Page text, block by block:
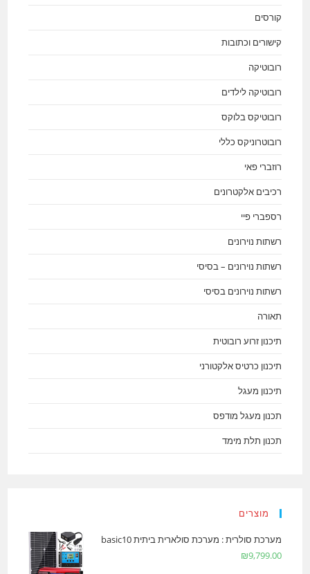
קורסים
קישורים וכתובות
רובוטיקה
רובוטיקה לילדים
רובוטיקס בלוקס
רובוטרוניקס כללי
רוזברי פאי
רכיבים אלקטרונים
רספברי פיי
רשתות נוירונים
רשתות נוירונים – בסיסי
רשתות נוירונים בסיסי
תאורה
תיכנון זרוע רובוטית
תיכנון כרטיס אלקטורני
תיכנון מעגל
תכנון מעגל מודפס
תכנון תלת מימד
מוצרים
מערכת סולרית : מערכת סולארית ביתית basic10
₪9,799.00